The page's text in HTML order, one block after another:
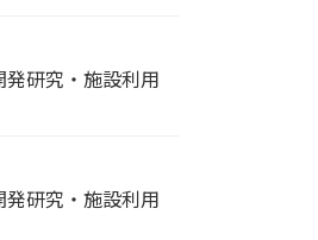
研究・施設利用
研究・施設利用